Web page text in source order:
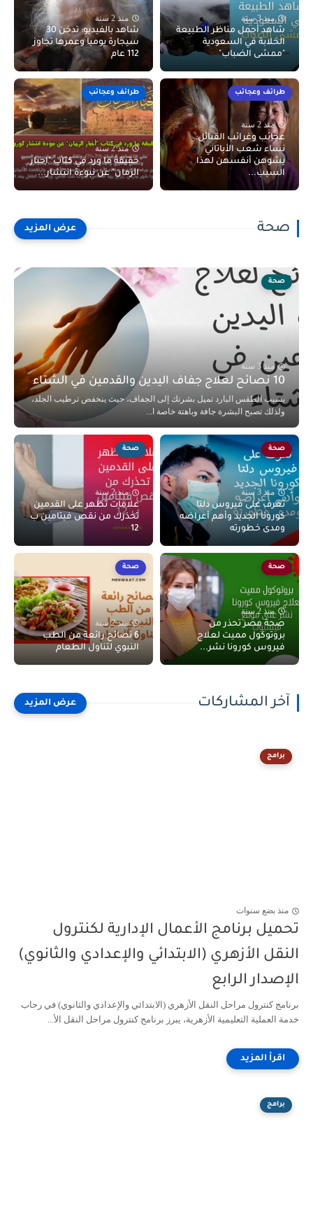
منذ 3 سنة
شاهد أجمل مناظر الطبيعة
الخلابة في السعودية
"ممشى الضباب"
منذ 2 سنة
شاهد بالفيديو: تدخن 30
سيجارة يوميا وعمرها تجاوز
112 عام
طرائف وعجائب
منذ 2 سنة
عجائب وغرائب القبائل:
نساء شعب الأباتاني
يشوهن أنفسهن لهذا
السبب...
طرائف وعجائب
منذ 2 سنة
حقيقة ما ورد في كتاب "اخبار
الزمان" عن نبوءة انتشار...
صحة
صحة
منذ 3 سنة
10 نصائح لعلاج جفاف اليدين والقدمين في الشتاء
بسبب الطقس البارد تميل بشرتك إلى الجفاف، حيث ينخفض ترطيب الجلد،
ولذلك تصبح البشرة جافة وباهتة خاصة ا...
صحة
منذ 3 سنة
تعرف على فيروس دلتا
كورونا الجديد وأهم أعراضه
ومدى خطورته
صحة
منذ 2 سنة
علامات تظهر على القدمين
تحذرك من نقص فيتامين ب
12
صحة
منذ 2 سنة
صحة مصر تحذر من
بروتوكول مميت لعلاج
فيروس كورونا نشر...
صحة
منذ 2 سنة
6 نصائح رائعة من الطب
النبوي لتناول الطعام
آخر المشاركات
برامج
منذ بضع سنوات
تحميل برنامج الأعمال الإدارية لكنترول
النقل الأزهري (الابتدائي والإعدادي والثانوي)
الإصدار الرابع
برنامج كنترول مراحل النقل الأزهري (الابتدائي والإعدادي والثانوي) في رحاب
خدمة العملية التعليمية الأزهرية، يبرز برنامج كنترول مراحل النقل الأ...
برامج